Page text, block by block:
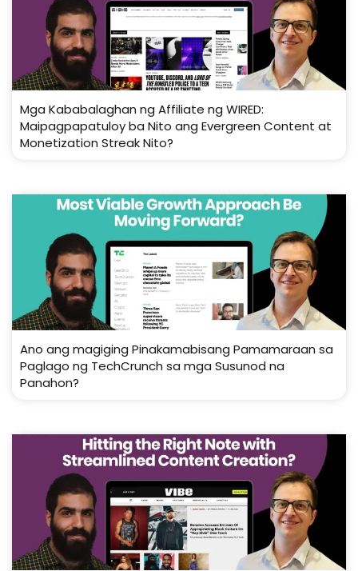
Mga Kababalaghan ng Affiliate ng WIRED:
Maipagpapatuloy ba Nito ang Evergreen Content at
Monetization Streak Nito?
Ano ang magiging Pinakamabisang Pamamaraan sa
Paglago ng TechCrunch sa mga Susunod na
Panahon?